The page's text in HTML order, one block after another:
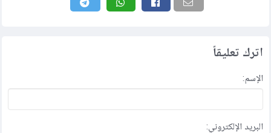
اترك تعليقاً
الإسم:
البريد الإلكتروني: